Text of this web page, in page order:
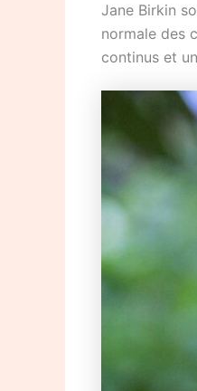
Jane Birkin
normale des
continus et